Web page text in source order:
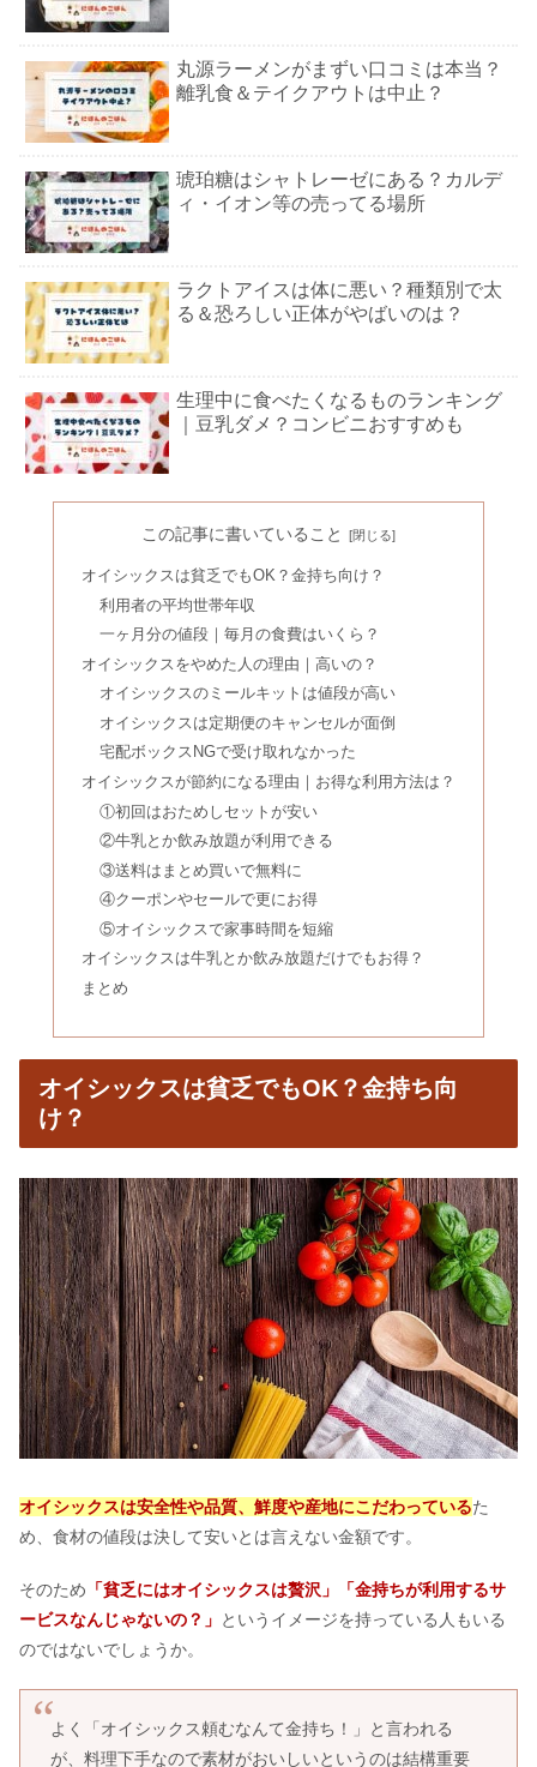
丸源ラーメンがまずい口コミは本当？
離乳食＆テイクアウトは中止？
琥珀糖はシャトレーゼにある？カルデ
ィ・イオン等の売ってる場所
ラクトアイスは体に悪い？種類別で太
る＆恐ろしい正体がやばいのは？
生理中に食べたくなるものランキング
｜豆乳ダメ？コンビニおすすめも
上げで客離れ？頼み方も
たほうがいいデメリットとは
ガストのドリンクバー99円のクーポン
番号｜無料・39円もある？
サイゼリヤで勉強！ドリンクバーのみ
何時間？ファミレス勉強はうざい？
玄米食べ続けた結果｜まずい＆美味し
高カカオチョコレートのデメリット｜
食前何分前？食後でも大丈夫？
は？カフェイン量に注意？
マテ茶を飲み続けた結果｜太陽のマテ
茶販売中止の理由は？効能＆味
アガベシロップの危険性｜コストコは
体に悪い？効果やはちみつとの違い
すき家キング牛丼の値段｜断られる＆
迷惑？残したら持ち帰りできる？
硬水を飲み続けると効果は？軟水との
ケンタッキークリスマスはやばい？当
日販売&予約ができない真相
この記事に書いていること
オイシックスは貧乏でもOK？金持ち向け？
利用者の平均世帯年収
一ヶ月分の値段｜毎月の食費はいくら？
オイシックスをやめた人の理由｜高いの？
オイシックスのミールキットは値段が高い
オイシックスは定期便のキャンセルが面倒
宅配ボックスNGで受け取れなかった
オイシックスが節約になる理由｜お得な利用方法は？
①初回はおためしセットが安い
②牛乳とか飲み放題が利用できる
③送料はまとめ買いで無料に
④クーポンやセールで更にお得
⑤オイシックスで家事時間を短縮
オイシックスは牛乳とか飲み放題だけでもお得？
まとめ
オイシックスは貧乏でもOK？金持ち向
け？
オイシックスは安全性や品質、鮮度や産地にこだわっているた
め、食材の値段は決して安いとは言えない金額です。
そのため 「貧乏にはオイシックスは贅沢」「金持ちが利用するサ
ービスなんじゃないの？」 というイメージを持っている人もいる
のではないでしょうか。
よく「オイシックス頼むなんて金持ち！」と言われる
が、料理下手なので素材がおいしいというのは結構重要